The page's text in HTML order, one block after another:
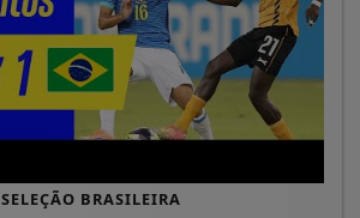
SELEÇÃO BRASILEIRA